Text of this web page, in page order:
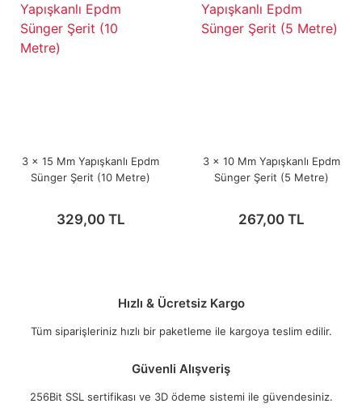
3 x 15 Mm Yapışkanlı Epdm
Sünger Şerit (10 Metre)
329,00 TL
3 x 10 Mm Yapışkanlı Epdm
Sünger Şerit (5 Metre)
267,00 TL
Hızlı & Ücretsiz Kargo
Tüm siparişleriniz hızlı bir paketleme ile kargoya teslim edilir.
Güvenli Alışveriş
256Bit SSL sertifikası ve 3D ödeme sistemi ile güvendesiniz.